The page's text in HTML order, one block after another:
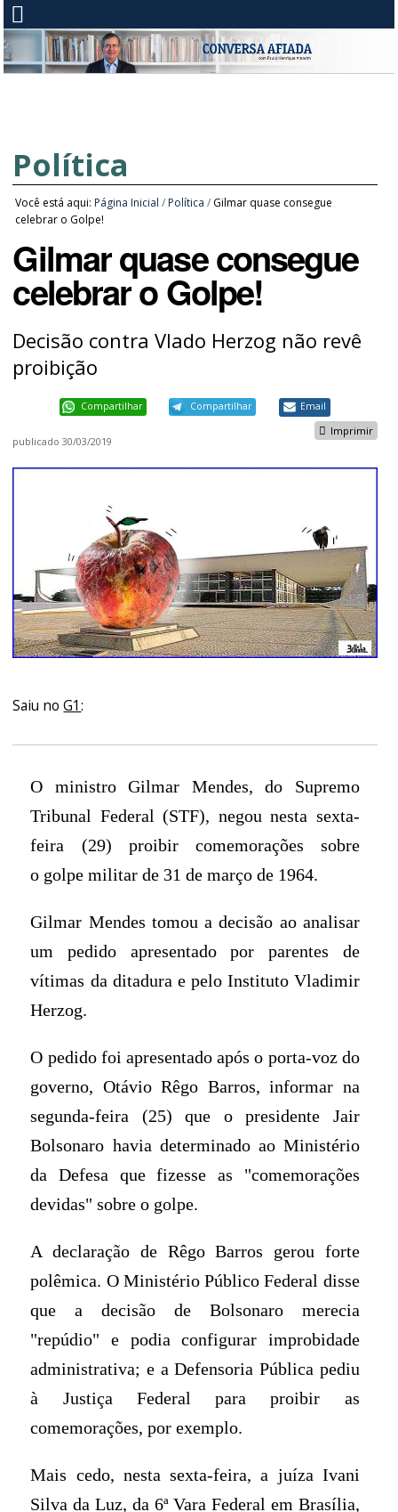
Política
Você está aqui: Página Inicial / Política / Gilmar quase consegue
celebrar o Golpe!
Gilmar quase consegue
celebrar o Golpe!
Decisão contra Vlado Herzog não revê
proibição
Compartilhar Compartilhar Email
Imprimir
publicado 30/03/2019
Saiu noG1:
O ministro Gilmar Mendes, do Supremo
Tribunal Federal (STF), negou nesta sexta-
feira (29) proibir comemorações sobre
o golpe militar de 31 de março de 1964.
Gilmar Mendes tomou a decisão ao analisar
um pedido apresentado por parentes de
vítimas da ditadura e pelo Instituto Vladimir
Herzog.
O pedido foi apresentado após o porta-voz do
governo, Otávio Rêgo Barros, informar na
segunda-feira (25) que o presidente Jair
Bolsonaro havia determinado ao Ministério
da Defesa que fizesse as "comemorações
devidas" sobre o golpe.
A declaração de Rêgo Barros gerou forte
polêmica. O Ministério Público Federal disse
que a decisão de Bolsonaro merecia
"repúdio" e podia configurar improbidade
administrativa; e a Defensoria Pública pediu
à Justiça Federal para proibir as
comemorações, por exemplo.
Mais cedo, nesta sexta-feira, a juíza Ivani
Silva da Luz, da 6ª Vara Federal em Brasília,